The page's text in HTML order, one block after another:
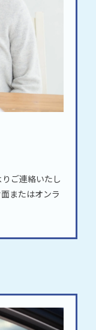
ご連絡いたし
またはオンラ